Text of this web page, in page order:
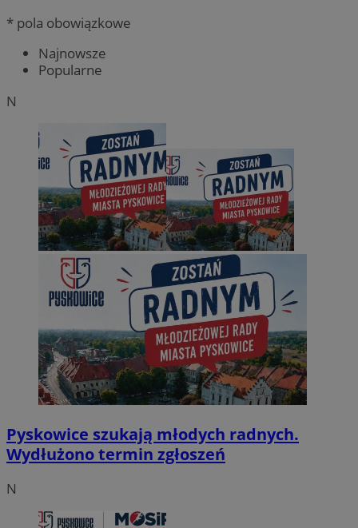
* pola obowiązkowe
Najnowsze
Popularne
N
Pyskowice szukają młodych radnych.
Wydłużono termin zgłoszeń
N